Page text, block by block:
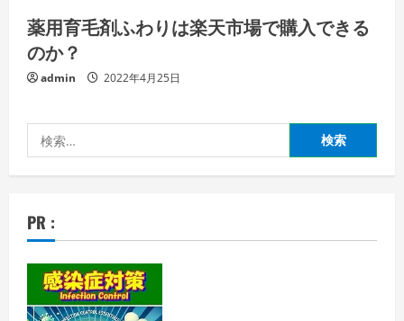
薬用育毛剤ふわりは楽天市場で購入できる
のか？
admin 2022年4月25日
索:
PR :